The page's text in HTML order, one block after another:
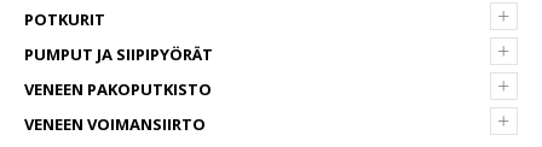
+
POTKURIT
+
PUMPUT JA SIIPIPYÖRÄT
+
VENEEN PAKOPUTKISTO
+
VENEEN VOIMANSIIRTO